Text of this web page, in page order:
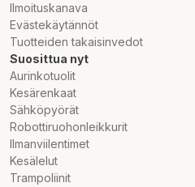
Ilmoituskanava
Evästekäytännöt
Tuotteiden takaisinvedot
Suosittua nyt
Aurinkotuolit
Kesärenkaat
Sähköpyörät
Robottiruohonleikkurit
Ilmanviilentimet
Kesälelut
Trampoliinit